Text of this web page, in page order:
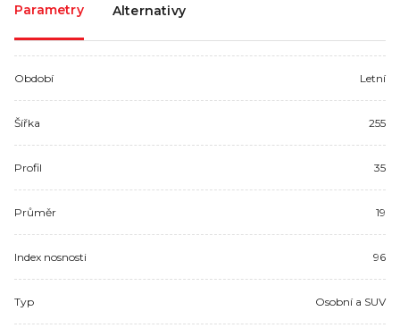
Parametry Alternativy
Období Letní
Šířka 255
Profil 35
Průměr 19
Index nosnosti 96
Typ Osobní a SUV